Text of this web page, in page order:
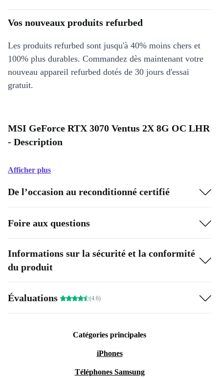
Vos nouveaux produits refurbed
Les produits refurbed sont jusqu'à 40% moins chers et
100% plus durables. Commandez dès maintenant votre
nouveau appareil refurbed dotés de 30 jours d'essai
gratuit.
MSI GeForce RTX 3070 Ventus 2X 8G OC LHR
- Description
Afficher plus
De l’occasion au reconditionné certifié
Foire aux questions
Informations sur la sécurité et la conformité
du produit
Évaluations (4.6)
Catégories principales
iPhones
Téléphones Samsung